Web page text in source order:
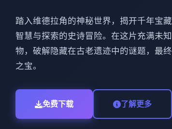
踏入维德拉角的神秘世界，揭开千年宝
智慧与探索的史诗冒险。在这片充满未
物，破解隐藏在古老遗迹中的谜题，最
之宝。
免费下载 了解更多